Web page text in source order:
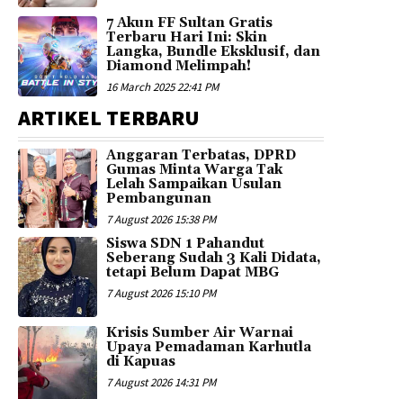
7 Akun FF Sultan Gratis
Terbaru Hari Ini: Skin
Langka, Bundle Eksklusif, dan
Diamond Melimpah!
16 March 2025 22:41 PM
ARTIKEL TERBARU
Anggaran Terbatas, DPRD
Gumas Minta Warga Tak
Lelah Sampaikan Usulan
Pembangunan
7 August 2026 15:38 PM
Siswa SDN 1 Pahandut
Seberang Sudah 3 Kali Didata,
tetapi Belum Dapat MBG
7 August 2026 15:10 PM
Krisis Sumber Air Warnai
Upaya Pemadaman Karhutla
di Kapuas
7 August 2026 14:31 PM